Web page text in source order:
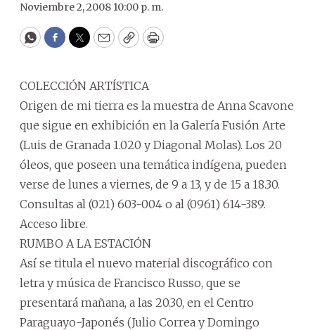
Noviembre 2, 2008 10:00 p. m.
WhatsApp
Facebook
Twitter
EmailCopyPrint
COLECCIÓN ARTÍSTICA
Origen de mi tierra es la muestra de Anna Scavone
que sigue en exhibición en la Galería Fusión Arte
(Luis de Granada 1.020 y Diagonal Molas). Los 20
óleos, que poseen una temática indígena, pueden
verse de lunes a viernes, de 9 a 13, y de 15 a 18.30.
Consultas al (021) 603-004 o al (0961) 614-389.
Acceso libre.
RUMBO A LA ESTACIÓN
Así se titula el nuevo material discográfico con
letra y música de Francisco Russo, que se
presentará mañana, a las 20.30, en el Centro
Paraguayo-Japonés (Julio Correa y Domingo